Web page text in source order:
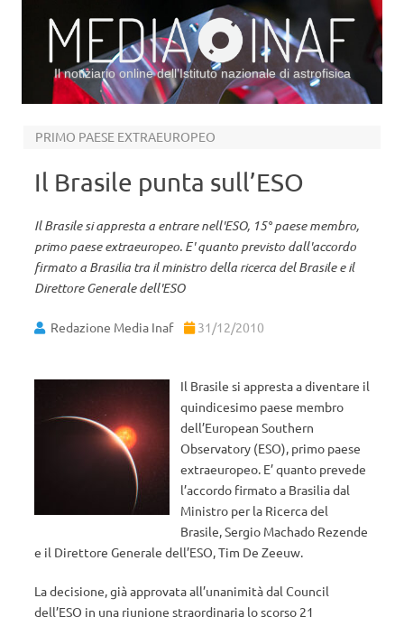
Il notiziario online dell’Istituto nazionale di astrofisica
PRIMO PAESE EXTRAEUROPEO
Il Brasile punta sull’ESO
Il Brasile si appresta a entrare nell'ESO, 15° paese membro,
primo paese extraeuropeo. E' quanto previsto dall'accordo
firmato a Brasilia tra il ministro della ricerca del Brasile e il
Direttore Generale dell'ESO
Redazione Media Inaf 31/12/2010
Il Brasile si appresta a diventare il
quindicesimo paese membro
dell’European Southern
Observatory (ESO), primo paese
extraeuropeo. E’ quanto prevede
l’accordo firmato a Brasilia dal
Ministro per la Ricerca del
Brasile, Sergio Machado Rezende
e il Direttore Generale dell’ESO, Tim De Zeeuw.
La decisione, già approvata all’unanimità dal Council
dell’ESO in una riunione straordinaria lo scorso 21